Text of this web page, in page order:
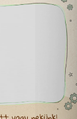
15x18cm